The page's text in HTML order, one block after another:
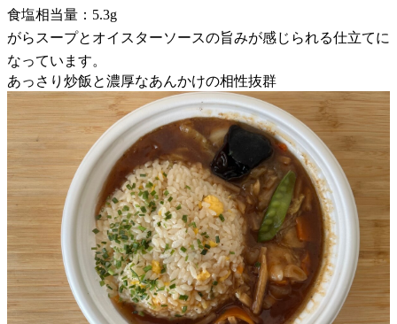
食塩相当量：5.3g
がらスープとオイスターソースの旨みが感じられる仕立てに
なっています。
あっさり炒飯と濃厚なあんかけの相性抜群